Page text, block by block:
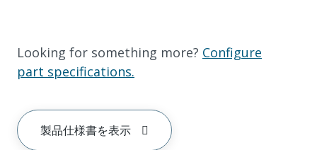
Looking for something more? Configure
part specifications.
製品仕様書を表示